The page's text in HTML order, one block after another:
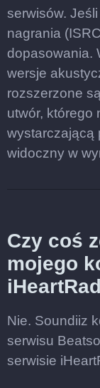
serwisów.
nagrania
dopasowania.
wersje
rozszerzone
utwór, którego
wystarczającą
widoczny w
Czy coś
mojego
Nie. Soundiiz
serwisu
serwisie